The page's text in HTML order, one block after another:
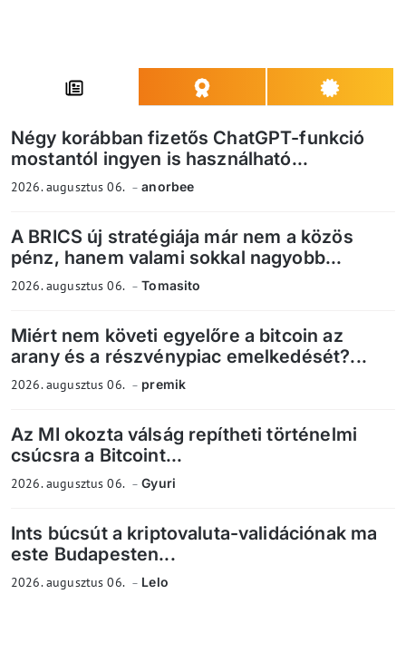
Négy korábban fizetős ChatGPT-funkció
mostantól ingyen is használható...
2026. augusztus 06. anorbee
A BRICS új stratégiája már nem a közös
pénz, hanem valami sokkal nagyobb...
2026. augusztus 06. Tomasito
Miért nem követi egyelőre a bitcoin az
arany és a részvénypiac emelkedését?...
2026. augusztus 06. premik
Az MI okozta válság repítheti történelmi
csúcsra a Bitcoint...
2026. augusztus 06. Gyuri
Ints búcsút a kriptovaluta-validációnak ma
este Budapesten...
2026. augusztus 06. Lelo